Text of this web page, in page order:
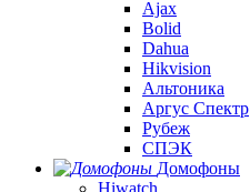
Ajax
Bolid
Dahua
Hikvision
Альтоника
Аргус Спектр
Рубеж
СПЭК
Домофоны
Hiwatch